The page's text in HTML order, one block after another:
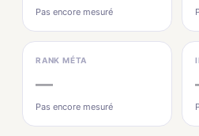
Pas encore mesuré
RANK MÉTA
—
Pas encore mesuré